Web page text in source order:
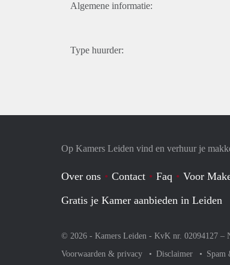
Algemene informatie:
Type huurder:
Op Kamers Leiden vind en verhuur je
Over ons Contact Faq Voor
Gratis je Kamer aanbieden in Leiden
© 2026 - Kamers Leiden - KvK nr. 02094127 –
Voorwaarden & privacy
Disclaimer Spam